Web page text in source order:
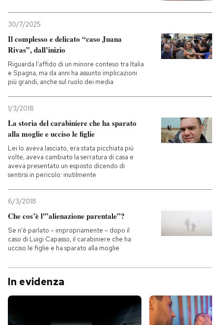
AREA PERSONALE
Entra
30/7/2025
Il complesso e delicato “caso Juana
Rivas”, dall’inizio
Riguarda l'affido di un minore conteso tra Italia
e Spagna, ma da anni ha assunto implicazioni
più grandi, anche sul ruolo dei media
1/3/2018
La storia del carabiniere che ha sparato
alla moglie e ucciso le figlie
Lei lo aveva lasciato, era stata picchiata più
volte, aveva cambiato la serratura di casa e
aveva presentato un esposto dicendo di
sentirsi in pericolo: inutilmente
6/3/2018
Che cos’è l'”alienazione parentale”?
Se n'è parlato – impropriamente – dopo il
caso di Luigi Capasso, il carabiniere che ha
ucciso le figlie e ha sparato alla moglie
In evidenza